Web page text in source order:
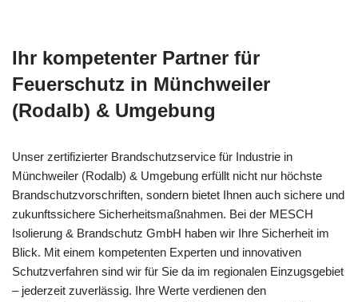
Ihr kompetenter Partner für
Feuerschutz in Münchweiler
(Rodalb) & Umgebung
Unser zertifizierter Brandschutzservice für Industrie in
Münchweiler (Rodalb) & Umgebung erfüllt nicht nur höchste
Brandschutzvorschriften, sondern bietet Ihnen auch sichere und
zukunftssichere Sicherheitsmaßnahmen. Bei der MESCH
Isolierung & Brandschutz GmbH haben wir Ihre Sicherheit im
Blick. Mit einem kompetenten Experten und innovativen
Schutzverfahren sind wir für Sie da im regionalen Einzugsgebiet
– jederzeit zuverlässig. Ihre Werte verdienen den